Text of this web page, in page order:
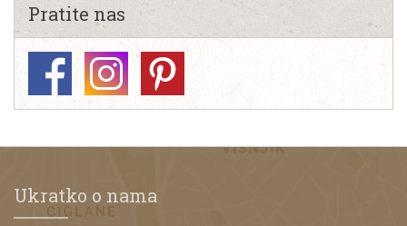
Pratite nas
Ukratko o nama